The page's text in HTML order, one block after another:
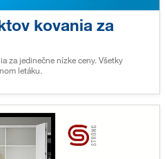
kovania za
za jedinečne nízke ceny. Všetky
letáku.